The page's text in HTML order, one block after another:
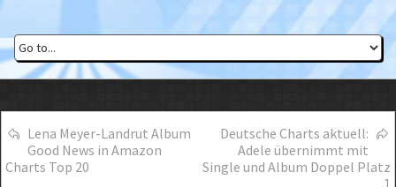
Lena Meyer-Landrut Album
Good News in Amazon
Charts Top 20
Deutsche Charts aktuell:
Adele übernimmt mit
Single und Album Doppel Platz
1